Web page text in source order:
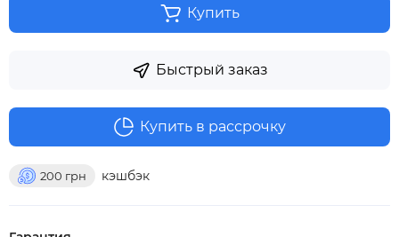
Купить
Быстрый заказ
200 грн кэшбэк
Купить в рассрочку